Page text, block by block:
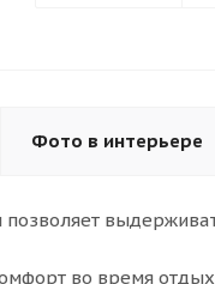
Фото в интерьере
во время